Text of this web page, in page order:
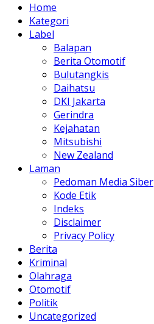
Home
Kategori
Label
Balapan
Berita Otomotif
Bulutangkis
Daihatsu
DKI Jakarta
Gerindra
Kejahatan
Mitsubishi
New Zealand
Laman
Pedoman Media Siber
Kode Etik
Indeks
Disclaimer
Privacy Policy
Berita
Kriminal
Olahraga
Otomotif
Politik
Uncategorized